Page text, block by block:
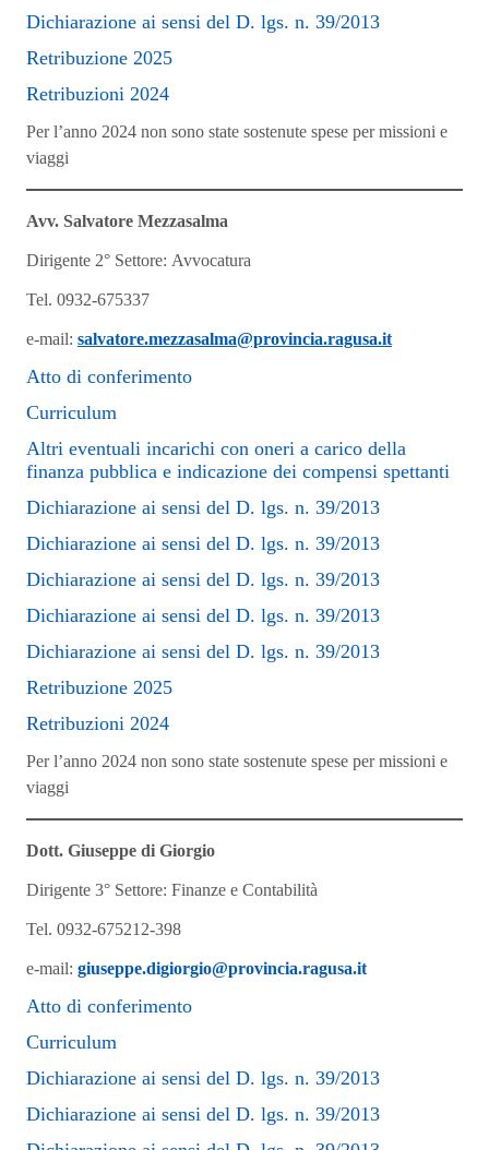
Dichiarazione ai sensi del D. lgs. n. 39/2013
Retribuzione 2025
Retribuzioni 2024
Per l’anno 2024 non sono state sostenute spese per missioni e
viaggi
Avv. Salvatore Mezzasalma
Dirigente 2° Settore: Avvocatura
Tel. 0932-675337
e-mail: salvatore.mezzasalma@provincia.ragusa.it
Atto di conferimento
Curriculum
Altri eventuali incarichi con oneri a carico della
finanza pubblica e indicazione dei compensi spettanti
Dichiarazione ai sensi del D. lgs. n. 39/2013
Dichiarazione ai sensi del D. lgs. n. 39/2013
Dichiarazione ai sensi del D. lgs. n. 39/2013
Dichiarazione ai sensi del D. lgs. n. 39/2013
Dichiarazione ai sensi del D. lgs. n. 39/2013
Retribuzione 2025
Retribuzioni 2024
Per l’anno 2024 non sono state sostenute spese per missioni e
viaggi
Dott. Giuseppe di Giorgio
Dirigente 3° Settore: Finanze e Contabilità
Tel. 0932-675212-398
e-mail: giuseppe.digiorgio@provincia.ragusa.it
Atto di conferimento
Curriculum
Dichiarazione ai sensi del D. lgs. n. 39/2013
Dichiarazione ai sensi del D. lgs. n. 39/2013